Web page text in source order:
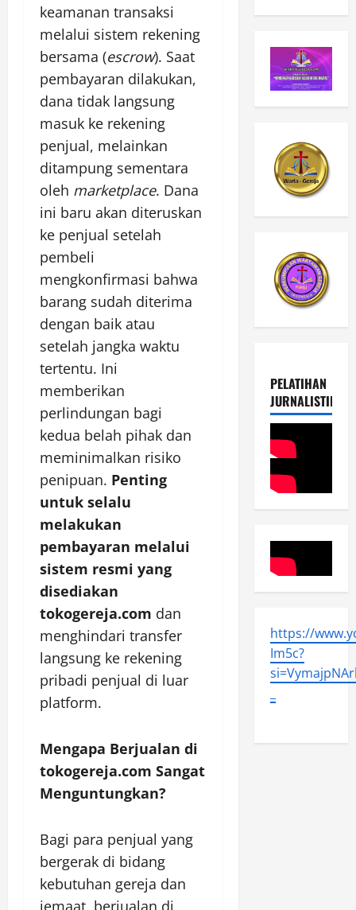
keamanan transaksi
melalui sistem rekening
bersama (escrow). Saat
pembayaran dilakukan,
dana tidak langsung
masuk ke rekening
penjual, melainkan
ditampung sementara
oleh marketplace. Dana
ini baru akan diteruskan
ke penjual setelah
pembeli
mengkonfirmasi bahwa
barang sudah diterima
dengan baik atau
setelah jangka waktu
tertentu. Ini
memberikan
perlindungan bagi
kedua belah pihak dan
meminimalkan risiko
penipuan. Penting
untuk selalu
melakukan
pembayaran melalui
sistem resmi yang
disediakan
tokogereja.com dan
menghindari transfer
langsung ke rekening
pribadi penjual di luar
platform.
Mengapa Berjualan di
tokogereja.com Sangat
Menguntungkan?
Bagi para penjual yang
bergerak di bidang
kebutuhan gereja dan
jemaat, berjualan di
PELATIHAN
JURNALISTIK
https://
Im5c?